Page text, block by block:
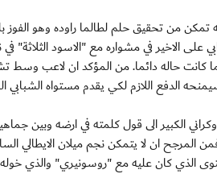
لكنه تمكن من تحقيق حلم لطالما راوده وهو
الاخير في مشواره مع "الاسود الثلاثة" في
كما كانت حاله دائما. من المؤكد ان لاعب
الدفع اللازم لكي يقدم مستواه الشبابي
الكبير الى قول كلمته في ارضه وبين
ان لا يتمكن نجم ميلان الايطالي
الذي كان عليه مع "روسونيري" والذي خوله